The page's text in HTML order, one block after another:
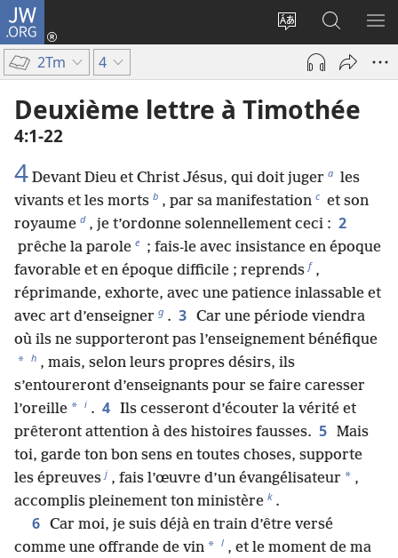
JW.ORG
Changer
langue
site
Se
connecter
nouvelle
fenêtre)
sur
JW.ORG
2Tm 4
Deuxième lettre à Timothée
4​:​1-22
4 Devant Dieu et Christ Jésus, qui doit juger a les
vivants et les morts b , par sa manifestation c et son
royaume d , je t’ordonne solennellement ceci : 2
prêche la parole e ; fais-le avec insistance en époque
favorable et en époque difficile ; reprends f ,
réprimande, exhorte, avec une patience inlassable et
avec art d’enseigner g . 3 Car une période viendra
où ils ne supporteront pas l’enseignement bénéfique
* h , mais, selon leurs propres désirs, ils
s’entoureront d’enseignants pour se faire caresser
l’oreille * i . 4 Ils cesseront d’écouter la vérité et
prêteront attention à des histoires fausses. 5 Mais
toi, garde ton bon sens en toutes choses, supporte
les épreuves j , fais l’œuvre d’un évangélisateur * ,
accomplis pleinement ton ministère k .
6 Car moi, je suis déjà en train d’être versé
comme une offrande de vin * l , et le moment de ma